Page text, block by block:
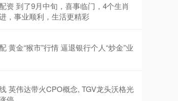
资 到了9月中旬，喜事临门，4个生肖
，事业顺利，生活更精彩
黄金“猴市”行情 逼退银行个人“炒金”业
英伟达带火CPO概念, TGV龙头沃格光